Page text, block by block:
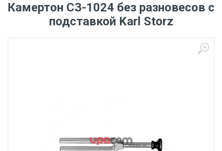
Камертон СЗ-1024 без разновесов с
подставкой Karl Storz